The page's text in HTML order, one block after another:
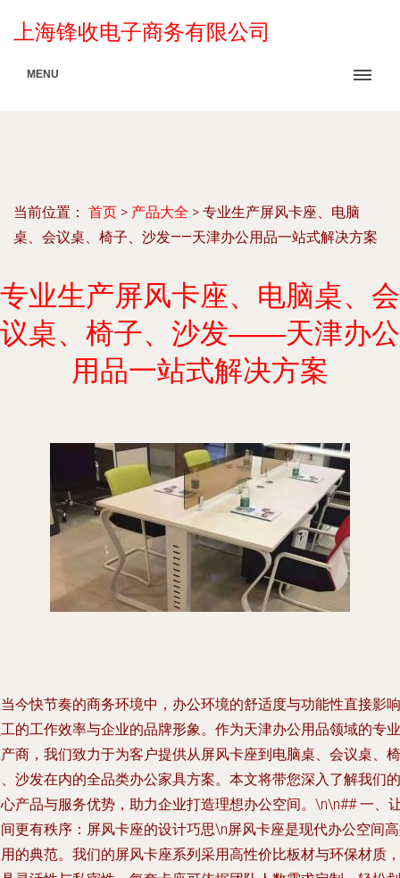
上海锋收电子商务有限公司
MENU
当前位置： 首页 > 产品大全 > 专业生产屏风卡座、电脑
桌、会议桌、椅子、沙发——天津办公用品一站式解决方案
专业生产屏风卡座、电脑桌、会
议桌、椅子、沙发——天津办公
用品一站式解决方案
今快节奏的商务环境中，办公环境的舒适度与功能性直接影响
的工作效率与企业的品牌形象。作为天津办公用品领域的专业
商，我们致力于为客户提供从屏风卡座到电脑桌、会议桌、椅
沙发在内的全品类办公家具方案。本文将带您深入了解我们的
产品与服务优势，助力企业打造理想办公空间。\n\n## 一、
更有秩序：屏风卡座的设计巧思\n屏风卡座是现代办公空间
的典范。我们的屏风卡座系列采用高性价比板材与环保材质，